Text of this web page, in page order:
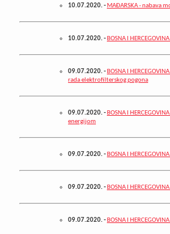
10.07.2020.- MAĐARSKA - nabava
10.07.2020.- BOSNA I
09.07.2020.- BOSNA I
rada elektrofilterskog pogona
09.07.2020.- BOSNA I
energijom
09.07.2020.- BOSNA I
09.07.2020.- BOSNA I
09.07.2020.- BOSNA I